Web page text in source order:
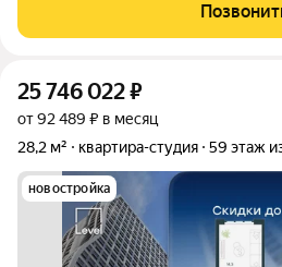
25 746 022₽
от 92 489 ₽ в месяц
28,2 м²
квартира-студия 59 этаж
новостройка